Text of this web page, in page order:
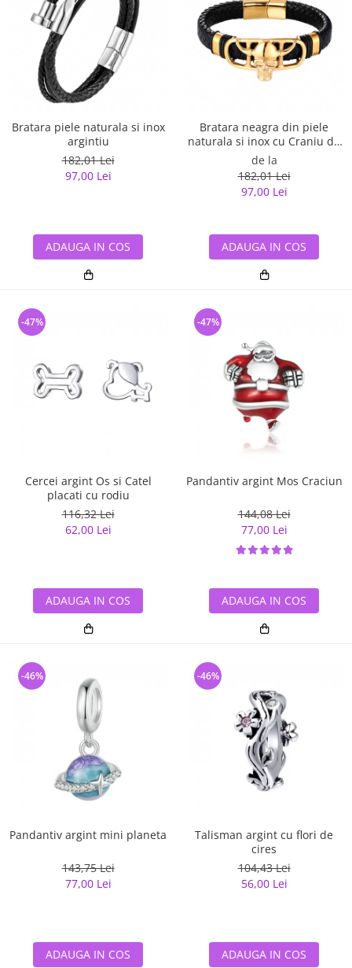
Bratara piele naturala si inox
argintiu
182,01 Lei
97,00 Lei
ADAUGA IN COS
Bratara neagra din piele
naturala si inox cu Craniu de
Viking
de la
182,01 Lei
97,00 Lei
ADAUGA IN COS
Cercei argint Os si Catel
placati cu rodiu
116,32 Lei
62,00 Lei
-47%
ADAUGA IN COS
Pandantiv argint Mos Craciun
144,08 Lei
77,00 Lei
-47%
ADAUGA IN COS
Pandantiv argint mini planeta
143,75 Lei
77,00 Lei
-46%
ADAUGA IN COS
Talisman argint cu flori de
cires
104,43 Lei
56,00 Lei
-46%
ADAUGA IN COS